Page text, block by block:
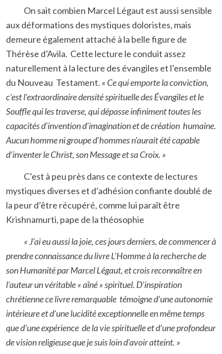
On sait combien Marcel Légaut est aussi sensible
aux déformations des mystiques doloristes, mais
demeure également attaché à la belle figure de
Thérèse d’Avila. Cette lecture le conduit assez
naturellement à la lecture des évangiles et l’ensemble
du Nouveau Testament. « Ce qui emporte la conviction,
c’est l’extraordinaire densité spirituelle des Évangiles et le
Souffle qui les traverse, qui dépasse infiniment toutes les
capacités d’invention d’imagination et de création humaine.
Aucun homme ni groupe d’hommes n’aurait été capable
d’inventer le Christ, son Message et sa Croix. »
C’est à peu près dans ce contexte de lectures
mystiques diverses et d’adhésion confiante doublé de
la peur d’être récupéré, comme lui paraît être
Krishnamurti, pape de la théosophie
« J’ai eu aussi la joie, ces jours derniers, de commencer à
prendre connaissance du livre L’Homme à la recherche de
son Humanité par Marcel Légaut, et crois reconnaître en
l’auteur un véritable « aîné » spirituel. D’inspiration
chrétienne ce livre remarquable témoigne d’une autonomie
intérieure et d’une lucidité exceptionnelle en même temps
que d’une expérience de la vie spirituelle et d’une profondeur
de vision religieuse que je suis loin d’avoir atteint. »